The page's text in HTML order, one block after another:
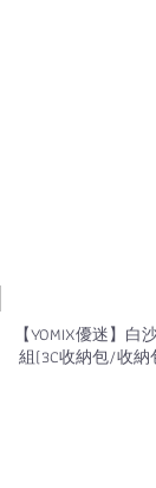
【YOMIX優迷】
組(3C收納包/收